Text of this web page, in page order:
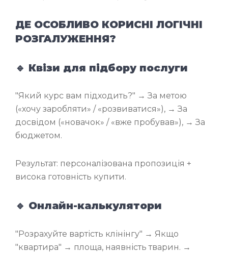
ДЕ ОСОБЛИВО КОРИСНІ ЛОГІЧНІ
РОЗГАЛУЖЕННЯ?
🔹 Квізи для підбору послуги
"Який курс вам підходить?" → За метою
(«хочу заробляти» / «розвиватися»), → За
досвідом («новачок» / «вже пробував»), → За
бюджетом.
Результат: персоналізована пропозиція +
висока готовність купити.
🔹 Онлайн-калькулятори
"Розрахуйте вартість клінінгу" → Якщо
"квартира" → площа, наявність тварин. →